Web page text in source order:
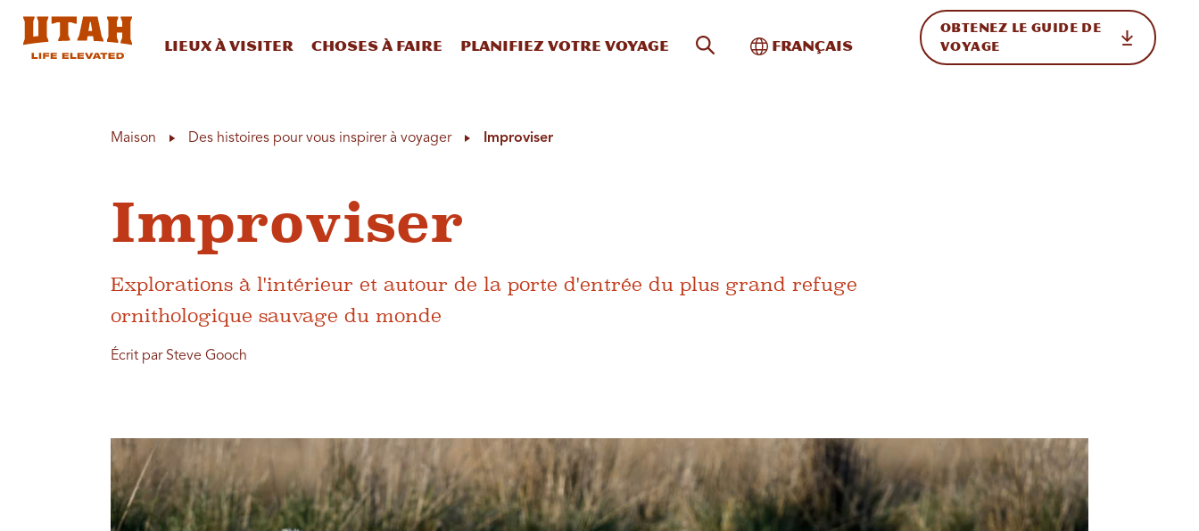
Lieux à visiter Choses à faire Planifiez votre voyage Recherche sur le site
Basculer vers l'international
Français
OBTENEZ LE GUIDE DE
VOYAGE
Maison Des histoires pour vous inspirer à voyager Improviser
Improviser
Explorations à l'intérieur et autour de la porte d'entrée du plus grand refuge
ornithologique sauvage du monde
Écrit par Steve Gooch